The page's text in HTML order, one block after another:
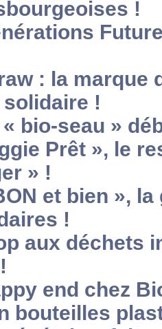
!
: la marque
!
« bio-seau »
Prêt », le
» !
et bien »,
!
aux déchets
end chez
bouteilles